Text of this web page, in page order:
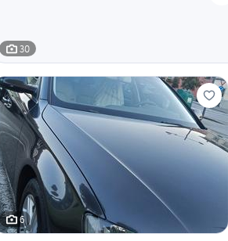
30
6